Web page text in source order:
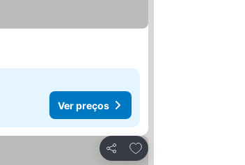
Ver preços
Partilhar
Adicionar aos favoritos